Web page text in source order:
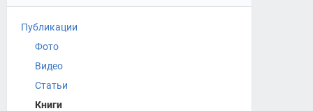
Публикации
Фото
Видео
Статьи
Книги